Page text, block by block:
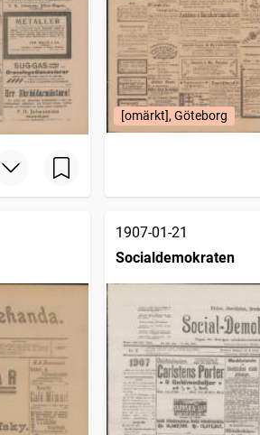
[omärkt], Göteborg
1907-01-21
Socialdemokraten